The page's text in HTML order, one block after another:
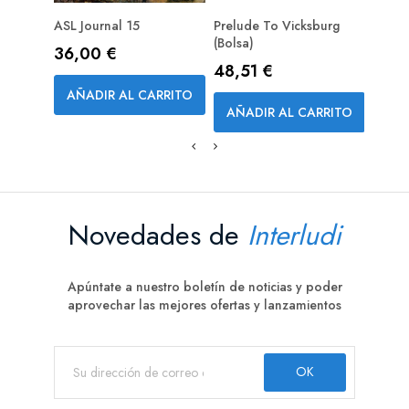
ASL Journal 15
Precio
36,00 €
AÑADIR AL CARRITO
Prelude To Vicksburg
(Bolsa)
Precio
48,51 €
AÑADIR AL CARRITO
Novedades de Interludi
Apúntate a nuestro boletín de noticias y poder
aprovechar las mejores ofertas y lanzamientos